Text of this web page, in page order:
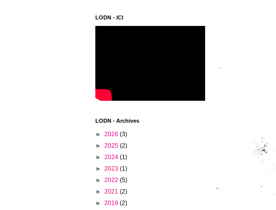
LODN - ICI
LODN - Archives
► 2026 (3)
► 2025 (2)
► 2024 (1)
► 2023 (1)
► 2022 (5)
► 2021 (2)
► 2019 (2)